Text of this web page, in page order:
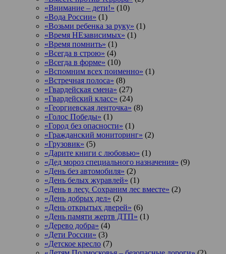
«Внимание – дети!» (10)
«Вода России» (1)
«Возьми ребенка за руку» (1)
«Время НЕзависимых» (1)
«Время помнить» (1)
«Всегда в строю» (4)
«Всегда в форме» (10)
«Вспомним всех поименно» (1)
«Встречная полоса» (8)
«Гвардейская смена» (27)
«Гвардейский класс» (24)
«Георгиевская ленточка» (8)
«Голос Победы» (1)
«Город без опасности» (1)
«Гражданский мониторинг» (2)
«Грузовик» (5)
«Дарите книги с любовью» (1)
«Дед мороз специального назначения» (9)
«День без автомобиля» (2)
«День белых журавлей» (1)
«День в лесу. Сохраним лес вместе» (2)
«День добрых дел» (2)
«День открытых дверей» (6)
«День памяти жертв ДТП» (1)
«Дерево добра» (4)
«Дети России» (3)
«Детское кресло (7)